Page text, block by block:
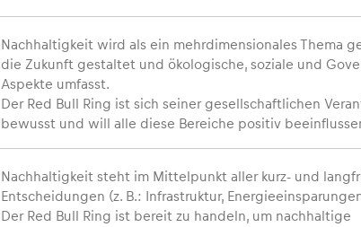
Nachhaltigkeit wird als ein mehrdimensionales Thema
die Zukunft gestaltet und ökologische, soziale und
Aspekte umfasst.
Der Red Bull Ring ist sich seiner gesellschaftlichen
bewusst und will alle diese Bereiche positiv
Nachhaltigkeit steht im Mittelpunkt aller kurz- und
Entscheidungen (z. B.: Infrastruktur,
Der Red Bull Ring ist bereit zu handeln, um nachhaltige